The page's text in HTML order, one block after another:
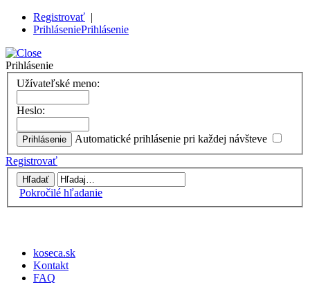
Registrovať |
PrihláseniePrihlásenie
Prihlásenie
Užívateľské meno:
Heslo:
Automatické prihlásenie pri každej návšteve
Registrovať
Pokročilé hľadanie
koseca.sk
Kontakt
FAQ